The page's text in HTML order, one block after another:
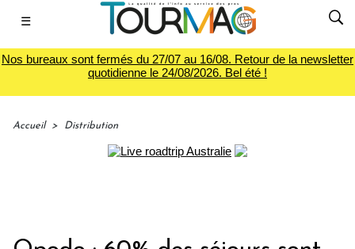
☰
Nos bureaux sont fermés du 27/07 au 16/08. Retour de la newsletter
quotidienne le 24/08/2026. Bel été !
Accueil > Distribution